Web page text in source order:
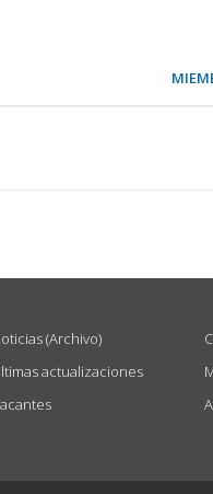
(Archivo)
actualizaciones